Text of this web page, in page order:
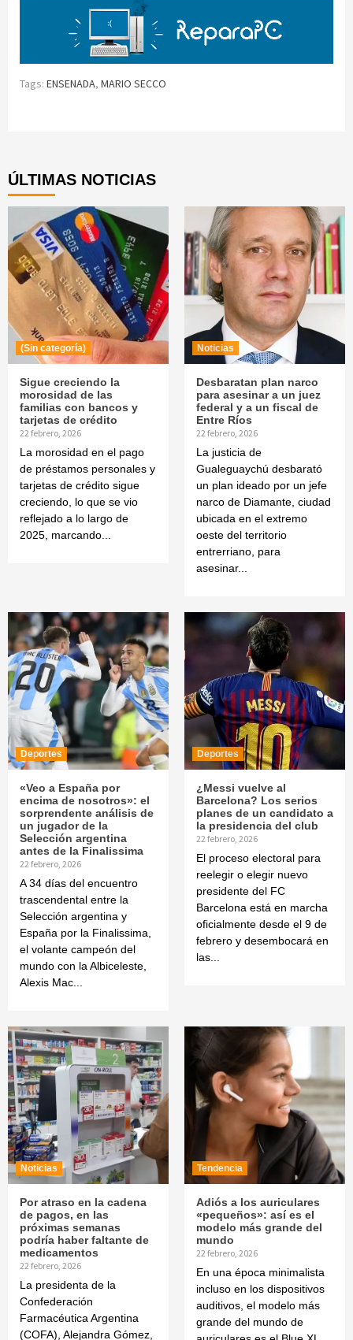
Tags: ENSENADA, MARIO SECCO
ÚLTIMAS NOTICIAS
(Sin categoría)
Sigue creciendo la
morosidad de las
familias con bancos y
tarjetas de crédito
22 febrero, 2026
La morosidad en el pago
de préstamos personales y
tarjetas de crédito sigue
creciendo, lo que se vio
reflejado a lo largo de
2025, marcando...
Noticias
Desbaratan plan narco
para asesinar a un juez
federal y a un fiscal de
Entre Ríos
22 febrero, 2026
La justicia de
Gualeguaychú desbarató
un plan ideado por un jefe
narco de Diamante, ciudad
ubicada en el extremo
oeste del territorio
entrerriano, para
asesinar...
Deportes
«Veo a España por
encima de nosotros»: el
sorprendente análisis de
un jugador de la
Selección argentina
antes de la Finalissima
22 febrero, 2026
A 34 días del encuentro
trascendental entre la
Selección argentina y
España por la Finalissima,
el volante campeón del
mundo con la Albiceleste,
Alexis Mac...
Deportes
¿Messi vuelve al
Barcelona? Los serios
planes de un candidato a
la presidencia del club
22 febrero, 2026
El proceso electoral para
reelegir o elegir nuevo
presidente del FC
Barcelona está en marcha
oficialmente desde el 9 de
febrero y desembocará en
las...
Noticias
Por atraso en la cadena
de pagos, en las
próximas semanas
podría haber faltante de
medicamentos
22 febrero, 2026
La presidenta de la
Confederación
Farmacéutica Argentina
(COFA), Alejandra Gómez,
Tendencia
Adiós a los auriculares
«pequeños»: así es el
modelo más grande del
mundo
22 febrero, 2026
En una época minimalista
incluso en los dispositivos
auditivos, el modelo más
grande del mundo de